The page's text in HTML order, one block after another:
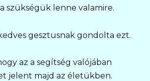
szükségük lenne valamire.
gesztusnak gondolta ezt.
az a segítség valójában
jelent majd az életükben.